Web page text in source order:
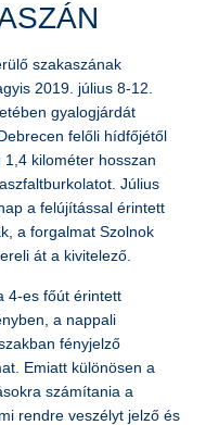
szakaszának
2019. július 8-12.
gyalogjárdát
felőli hídfőjétől
kilométer hosszan
Július
a felújítással érintett
a forgalmat Szolnok
át a kivitelező.
4-es főút érintett
a nappali
fényjelző
Emiatt különösen a
számítania a
rendre veszélyt jelző és